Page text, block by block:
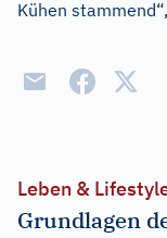
Kühen
Leben &
Grundlagen